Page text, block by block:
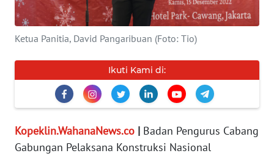
Ketua Panitia, David Pangaribuan (Foto: Tio)
Ikuti Kami di:
Kopeklin.WahanaNews.co | Badan Pengurus Cabang
Gabungan Pelaksana Konstruksi Nasional
IKLAN
TENTANG
SIBER
REDAKSI